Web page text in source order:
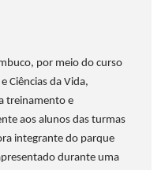
por meio do curso
Ciências da Vida,
treinamento e
aos alunos das turmas
integrante do parque
durante uma